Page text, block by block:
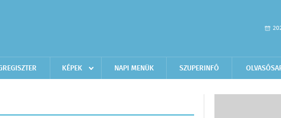
KÉPEK NAPI MENÜK SZUPERINFÓ